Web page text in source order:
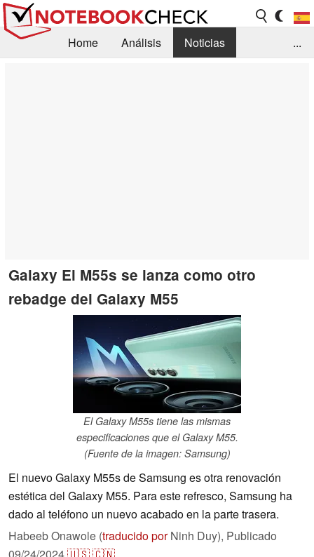
Home Análisis
Noticias
...
Galaxy El M55s se lanza como otro
rebadge del Galaxy M55
El Galaxy M55s tiene las mismas
especificaciones que el Galaxy M55.
(Fuente de la imagen: Samsung)
El nuevo Galaxy M55s de Samsung es otra renovación
estética del Galaxy M55. Para este refresco, Samsung ha
dado al teléfono un nuevo acabado en la parte trasera.
Habeeb Onawole (traducido porNinh Duy), Publicado